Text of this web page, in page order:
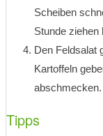
Scheiben
Stunde ziehen
Den Feldsalat
Kartoffeln
abschmecken.
Tipps